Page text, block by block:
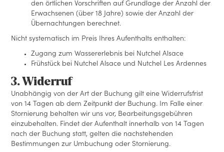
den örtlichen Vorschriften auf Grundlage der Anzahl der
Erwachsenen (über 18 Jahre) sowie der Anzahl der
Übernachtungen berechnet.
Nicht systematisch im Preis Ihres Aufenthalts enthalten:
Zugang zum Wassererlebnis bei Nutchel Alsace
Frühstück bei Nutchel Alsace und Nutchel Les Ardennes
3. Widerruf
Unabhängig von der Art der Buchung gilt eine Widerrufsfrist
von 14 Tagen ab dem Zeitpunkt der Buchung. Im Falle einer
Stornierung behalten wir uns vor, Bearbeitungsgebühren
einzubehalten. Findet der Aufenthalt innerhalb von 14 Tagen
nach der Buchung statt, gelten die nachstehenden
Bestimmungen zur Umbuchung oder Stornierung.